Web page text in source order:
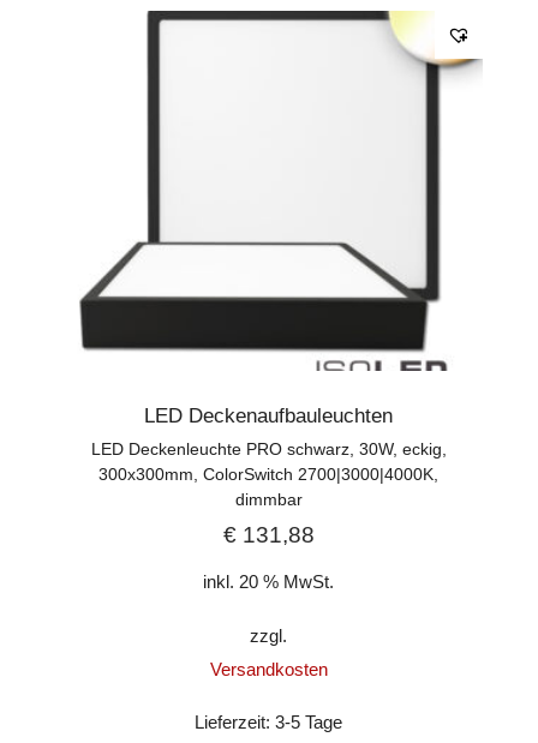
LED Deckenaufbauleuchten
LED Deckenleuchte PRO schwarz, 30W, eckig,
300x300mm, ColorSwitch 2700|3000|4000K,
dimmbar
€131,88
inkl. 20 % MwSt.
zzgl.
Versandkosten
Lieferzeit:3-5 Tage